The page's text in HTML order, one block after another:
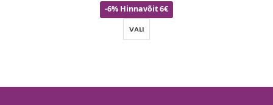
-6% Hinnavõit 6€
VALI